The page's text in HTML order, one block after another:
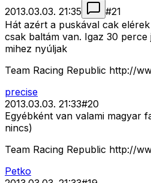
2013.03.03. 21:35
#21
Hát azért a puskával cak
csak baltám van. Igaz 30
mihez nyúljak
Team Racing Republic http://
precise
2013.03.03. 21:33#20
Egyébként van valami magyar
nincs)
Team Racing Republic http://
Petko